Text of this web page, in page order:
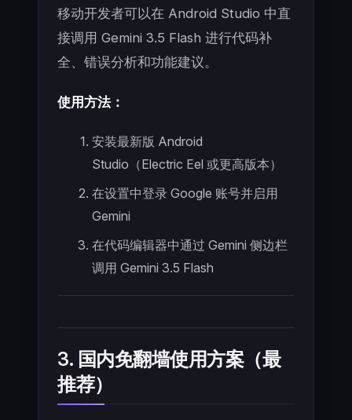
移动开发者可以在 Android Studio 中直
接调用 Gemini 3.5 Flash 进行代码补
全、错误分析和功能建议。
使用方法：
安装最新版 Android
Studio（Electric Eel 或更高版本）
在设置中登录 Google 账号并启用
Gemini
在代码编辑器中通过 Gemini 侧边栏
调用 Gemini 3.5 Flash
3. 国内免翻墙使用方案（最
推荐）